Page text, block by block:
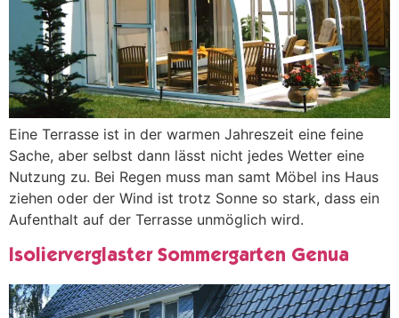
Eine Terrasse ist in der warmen Jahreszeit eine feine
Sache, aber selbst dann lässt nicht jedes Wetter eine
Nutzung zu. Bei Regen muss man samt Möbel ins Haus
ziehen oder der Wind ist trotz Sonne so stark, dass ein
Aufenthalt auf der Terrasse unmöglich wird.
Isolierverglaster Sommergarten Genua